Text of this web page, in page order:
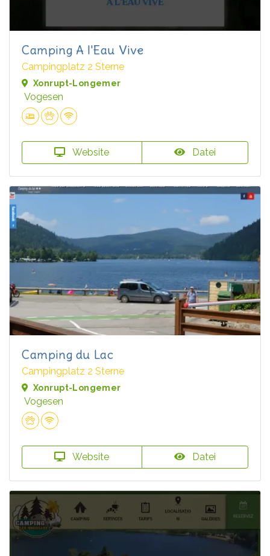
Camping A l'Eau Vive
Campingplatz 2 Sterne
Xonrupt-Longemer
Vogesen
Website Datei
Camping du Lac
Campingplatz 2 Sterne
Xonrupt-Longemer
Vogesen
Website Datei